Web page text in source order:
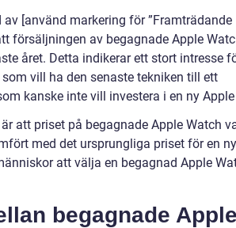
[använd markering för ”Framträdande
försäljningen av begagnade Apple
året. Detta indikerar ett stort intresse
vill ha den senaste tekniken till ett
kanske inte vill investera i en ny
att priset på begagnade Apple Watch
med det ursprungliga priset för en
att välja en begagnad Apple
begagnade